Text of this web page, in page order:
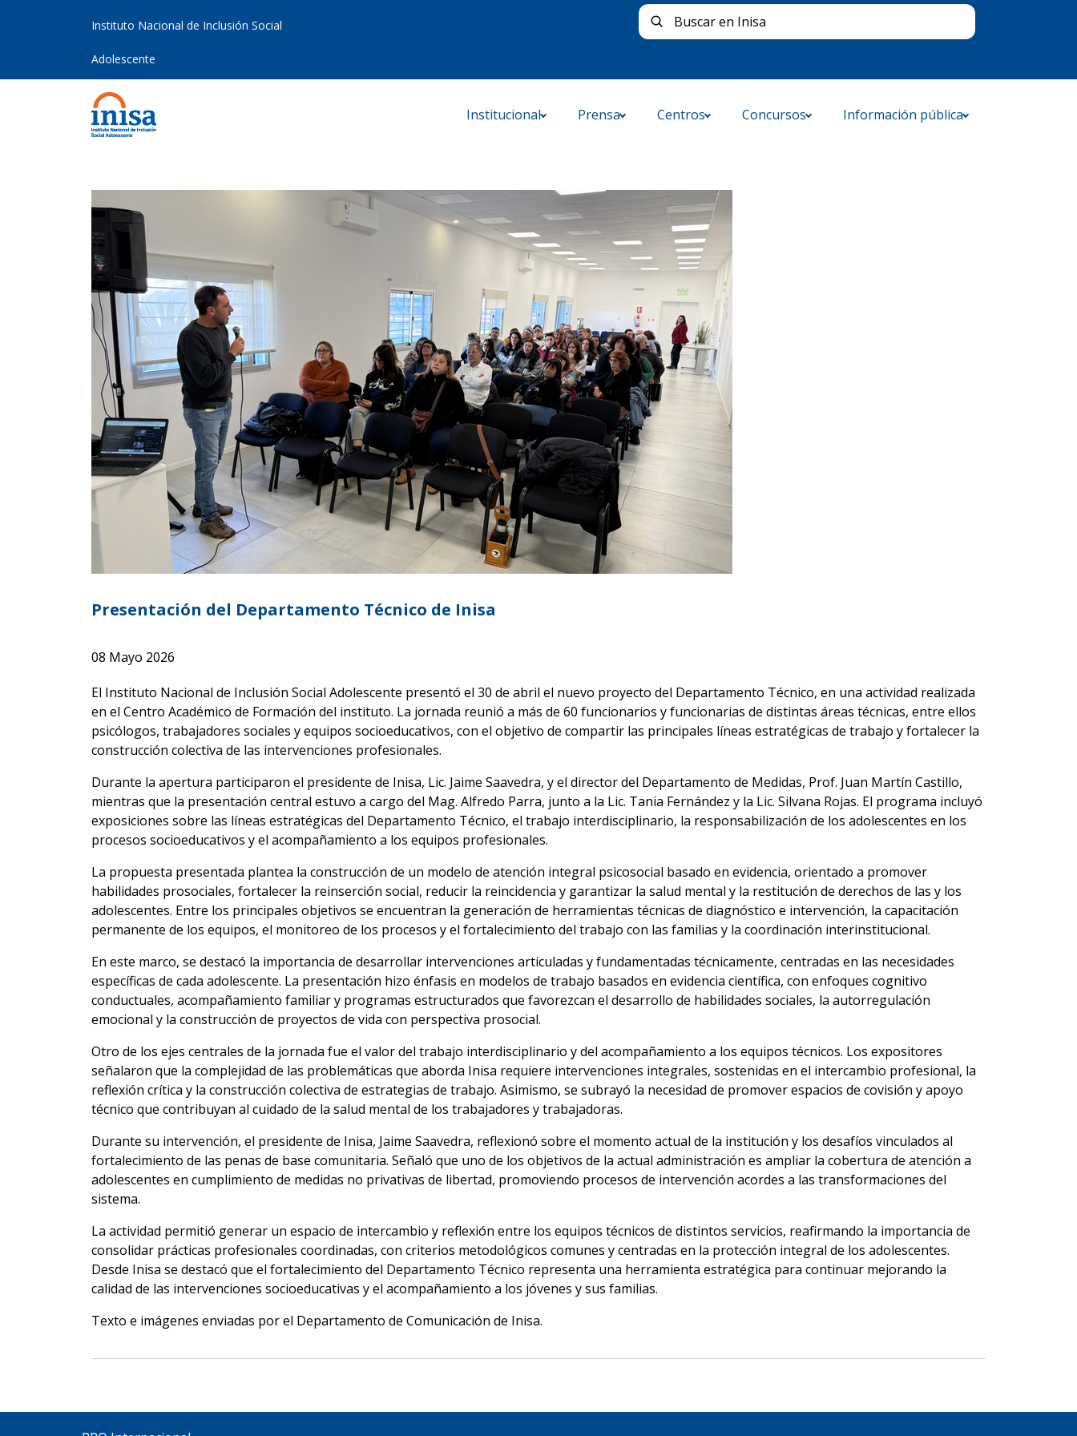
Instituto Nacional de Inclusión Social
Adolescente
Buscar en Inisa Buscar
Institucional Prensa Centros Concursos Información pública
Presentación del Departamento Técnico de Inisa
08 Mayo 2026
El Instituto Nacional de Inclusión Social Adolescente presentó el 30 de abril el nuevo proyecto del Departamento Técnico, en una actividad realizada
en el Centro Académico de Formación del instituto. La jornada reunió a más de 60 funcionarios y funcionarias de distintas áreas técnicas, entre ellos
psicólogos, trabajadores sociales y equipos socioeducativos, con el objetivo de compartir las principales líneas estratégicas de trabajo y fortalecer la
construcción colectiva de las intervenciones profesionales.
Durante la apertura participaron el presidente de Inisa, Lic. Jaime Saavedra, y el director del Departamento de Medidas, Prof. Juan Martín Castillo,
mientras que la presentación central estuvo a cargo del Mag. Alfredo Parra, junto a la Lic. Tania Fernández y la Lic. Silvana Rojas. El programa incluyó
exposiciones sobre las líneas estratégicas del Departamento Técnico, el trabajo interdisciplinario, la responsabilización de los adolescentes en los
procesos socioeducativos y el acompañamiento a los equipos profesionales.
La propuesta presentada plantea la construcción de un modelo de atención integral psicosocial basado en evidencia, orientado a promover
habilidades prosociales, fortalecer la reinserción social, reducir la reincidencia y garantizar la salud mental y la restitución de derechos de las y los
adolescentes. Entre los principales objetivos se encuentran la generación de herramientas técnicas de diagnóstico e intervención, la capacitación
permanente de los equipos, el monitoreo de los procesos y el fortalecimiento del trabajo con las familias y la coordinación interinstitucional.
En este marco, se destacó la importancia de desarrollar intervenciones articuladas y fundamentadas técnicamente, centradas en las necesidades
específicas de cada adolescente. La presentación hizo énfasis en modelos de trabajo basados en evidencia científica, con enfoques cognitivo
conductuales, acompañamiento familiar y programas estructurados que favorezcan el desarrollo de habilidades sociales, la autorregulación
emocional y la construcción de proyectos de vida con perspectiva prosocial.
Otro de los ejes centrales de la jornada fue el valor del trabajo interdisciplinario y del acompañamiento a los equipos técnicos. Los expositores
señalaron que la complejidad de las problemáticas que aborda Inisa requiere intervenciones integrales, sostenidas en el intercambio profesional, la
reflexión crítica y la construcción colectiva de estrategias de trabajo. Asimismo, se subrayó la necesidad de promover espacios de covisión y apoyo
técnico que contribuyan al cuidado de la salud mental de los trabajadores y trabajadoras.
Durante su intervención, el presidente de Inisa, Jaime Saavedra, reflexionó sobre el momento actual de la institución y los desafíos vinculados al
fortalecimiento de las penas de base comunitaria. Señaló que uno de los objetivos de la actual administración es ampliar la cobertura de atención a
adolescentes en cumplimiento de medidas no privativas de libertad, promoviendo procesos de intervención acordes a las transformaciones del
sistema.
La actividad permitió generar un espacio de intercambio y reflexión entre los equipos técnicos de distintos servicios, reafirmando la importancia de
consolidar prácticas profesionales coordinadas, con criterios metodológicos comunes y centradas en la protección integral de los adolescentes.
Desde Inisa se destacó que el fortalecimiento del Departamento Técnico representa una herramienta estratégica para continuar mejorando la
calidad de las intervenciones socioeducativas y el acompañamiento a los jóvenes y sus familias.
Texto e imágenes enviadas por el Departamento de Comunicación de Inisa.